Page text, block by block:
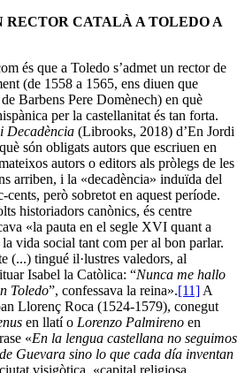
RECTOR CATALÀ A TOLEDO A
és que a Toledo s’admet un rector de
(de 1558 a 1565, ens diuen que
Barbens Pere Domènech) en què
per la castellanitat és tan forta.
Decadència (Librooks, 2018) d’En Jordi
són obligats autors que escriuen en
autors o editors als pròlegs de les
arriben, i la «decadència» induïda del
però sobretot en aquest període.
historiadors canònics, és centre
«la pauta en el segle XVI quant a
vida social tant com per al bon parlar.
(...) tingué il·lustres valedors, al
Isabel la Catòlica: “Nunca me hallo
Toledo”, confessava la reina».[11] A
Llorenç Roca (1524-1579), conegut
en llatí o Lorenzo Palmireno en
«En la lengua castellana no seguimos
Guevara sino lo que cada día inventan
visigòtica, «capital religiosa